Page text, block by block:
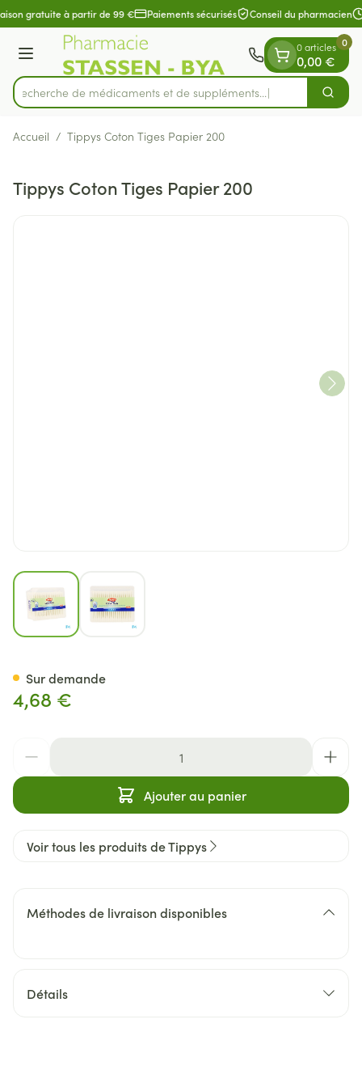
Aller au contenu
1 de 1
gratuite à partir de 99 € Paiements sécurisés Conseil du pharmacien
Menu
Rechercher
Recherche de médicaments et de suppléments...
0 articles
0,00 €
0
Accueil / Tippys Coton Tiges Papier 200
Tippys Coton Tiges Papier 200
View larger image
4,68 €
Ajouter au panier
Sur demande
Voir tous les produits de Tippys
Méthodes de livraison disponibles
Détails